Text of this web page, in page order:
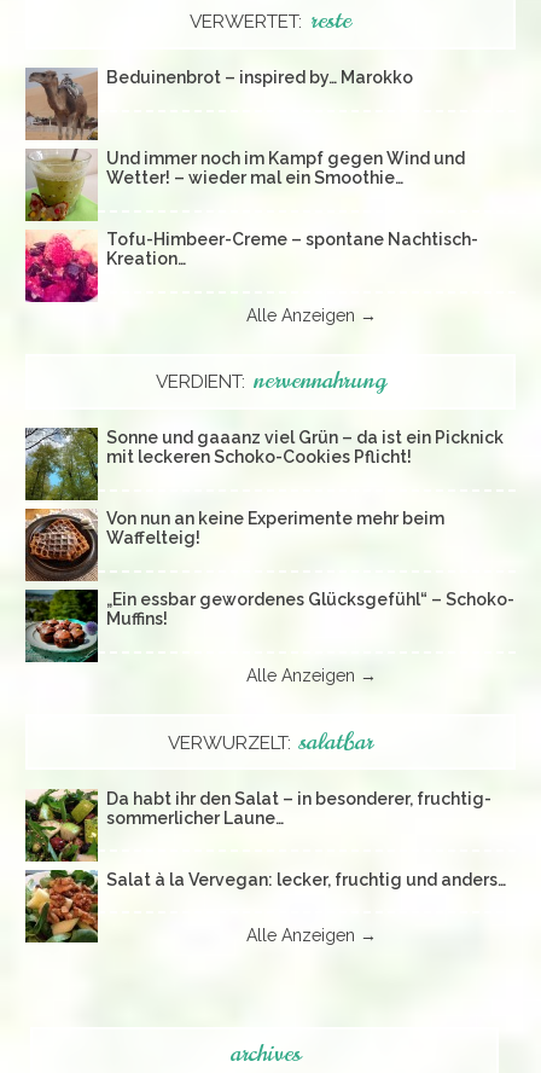
VERWERTET: reste
Beduinenbrot – inspired by… Marokko
Und immer noch im Kampf gegen Wind und
Wetter! – wieder mal ein Smoothie…
Tofu-Himbeer-Creme – spontane Nachtisch-
Kreation…
Alle Anzeigen →
VERDIENT: nervennahrung
Sonne und gaaanz viel Grün – da ist ein Picknick
mit leckeren Schoko-Cookies Pflicht!
Von nun an keine Experimente mehr beim
Waffelteig!
„Ein essbar gewordenes Glücksgefühl“ – Schoko-
Muffins!
Alle Anzeigen →
VERWURZELT: salatbar
Da habt ihr den Salat – in besonderer, fruchtig-
sommerlicher Laune…
Salat à la Vervegan: lecker, fruchtig und anders…
Alle Anzeigen →
archives